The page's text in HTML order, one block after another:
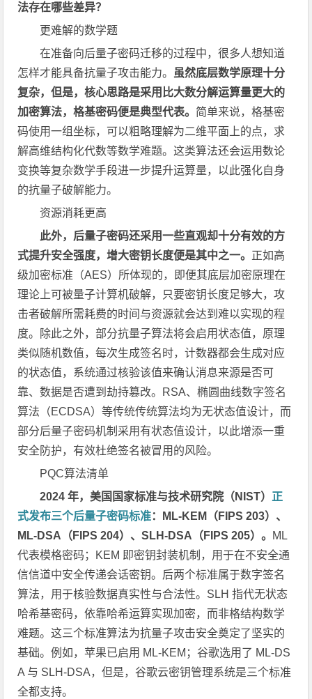
法存在哪些差异？
更难解的数学题
在准备向后量子密码迁移的过程中，很多人想知道
怎样才能具备抗量子攻击能力。 虽然底层数学原理十分
复杂，但是，核心思路是采用比大数分解运算量更大的
加密算法，格基密码便是典型代表。 简单来说，格基密
码使用一组坐标，可以粗略理解为二维平面上的点，求
解高维结构化代数等数学难题。这类算法还会运用数论
变换等复杂数学手段进一步提升运算量，以此强化自身
的抗量子破解能力。
资源消耗更高
此外，后量子密码还采用一些直观却十分有效的方
式提升安全强度，增大密钥长度便是其中之一。 正如高
级加密标准（AES）所体现的，即便其底层加密原理在
理论上可被量子计算机破解，只要密钥长度足够大，攻
击者破解所需耗费的时间与资源就会达到难以实现的程
度。除此之外，部分抗量子算法将会启用状态值，原理
类似随机数值，每次生成签名时，计数器都会生成对应
的状态值，系统通过核验该值来确认消息来源是否可
靠、数据是否遭到劫持篡改。RSA、椭圆曲线数字签名
算法（ECDSA）等传统传统算法均为无状态值设计，而
部分后量子密码机制采用有状态值设计，以此增添一重
安全防护，有效杜绝签名被冒用的风险。
PQC算法清单
2024 年，美国国家标准与技术研究院（NIST） 正
式发布三个后量子密码标准：ML-KEM（FIPS 203）、
ML-DSA（FIPS 204）、SLH-DSA（FIPS 205）。 ML
代表模格密码；KEM 即密钥封装机制，用于在不安全通
信信道中安全传递会话密钥。后两个标准属于数字签名
算法，用于核验数据真实性与合法性。SLH 指代无状态
哈希基密码，依靠哈希运算实现加密，而非格结构数学
难题。这三个标准算法为抗量子攻击安全奠定了坚实的
基础。例如，苹果已启用 ML-KEM；谷歌选用了 ML-DS
A 与 SLH-DSA，但是，谷歌云密钥管理系统是三个标准
全都支持。